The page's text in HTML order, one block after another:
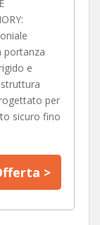
portanza
e
per
sicuro fino
>